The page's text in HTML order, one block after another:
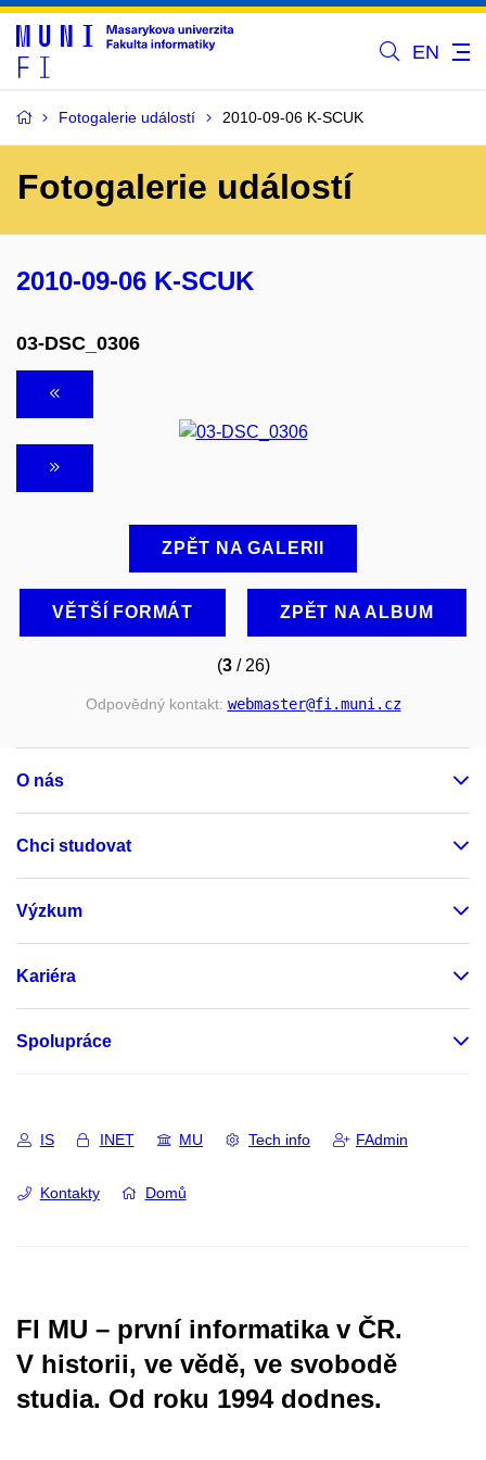
EN
Fotogalerie událostí 2010-09-06 K-SCUK
Fotogalerie událostí
2010-09-06 K-SCUK
03-DSC_0306
ZPĚT NA GALERII
VĚTŠÍ FORMÁT ZPĚT NA ALBUM
(3/ 26)
Odpovědný kontakt: webmaster@fi.muni.cz
O nás
Chci studovat
Výzkum
Kariéra
Spolupráce
IS INET MU Tech info FAdmin
Kontakty Domů
FI MU – první informatika v ČR.
V historii, ve vědě, ve svobodě
studia. Od roku 1994 dodnes.